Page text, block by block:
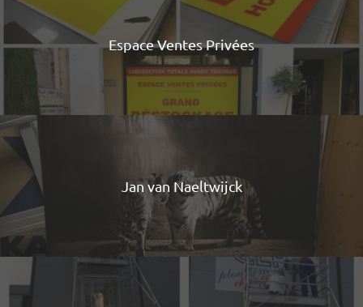
Espace Ventes Privées
Jan van Naeltwijck